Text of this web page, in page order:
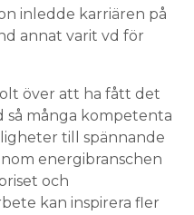
inledde karriären på
annat varit vd för
över att ha fått det
så många kompetenta
till spännande
energibranschen
och
kan inspirera fler